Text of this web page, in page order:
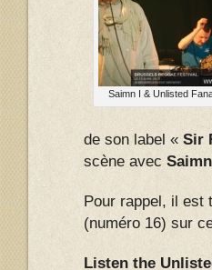
Saimn I & Unlisted
de son label « Sir
scène avec
Pour rappel, il est
(numéro 16) sur
Listen the